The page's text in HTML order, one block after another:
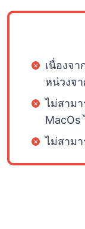
เนื่องจา
หน่วงจ
ไม่สาม
MacOs
ไม่สาม